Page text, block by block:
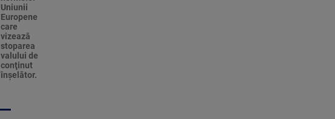
Uniunii
Europene
care
vizează
stoparea
valului de
conţinut
înşelător.